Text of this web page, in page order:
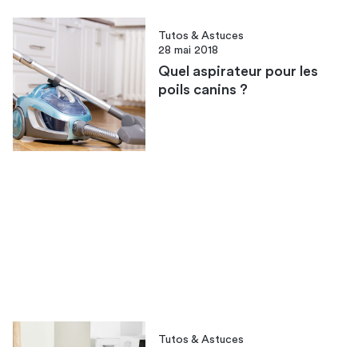
Tutos & Astuces
28 mai 2018
Quel aspirateur pour les
poils canins ?
Tutos & Astuces